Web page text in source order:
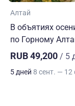
Алтай
В объятиях
по Горному
RUB 49,200 / 5
5 дней 8 сент. — 12